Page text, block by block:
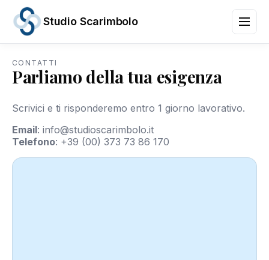
Studio Scarimbolo
Servizi
Attività
News
e
Scadenze
Chi
CONTATTI
Parliamo della tua esigenza
Scrivici e ti risponderemo entro 1 giorno lavorativo.
Email: info@studioscarimbolo.it
Telefono: +39 (00) 373 73 86 170